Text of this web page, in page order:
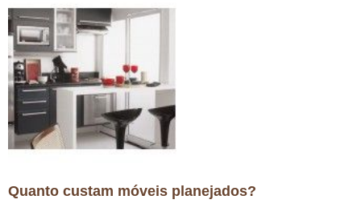
Quanto custam móveis planejados?